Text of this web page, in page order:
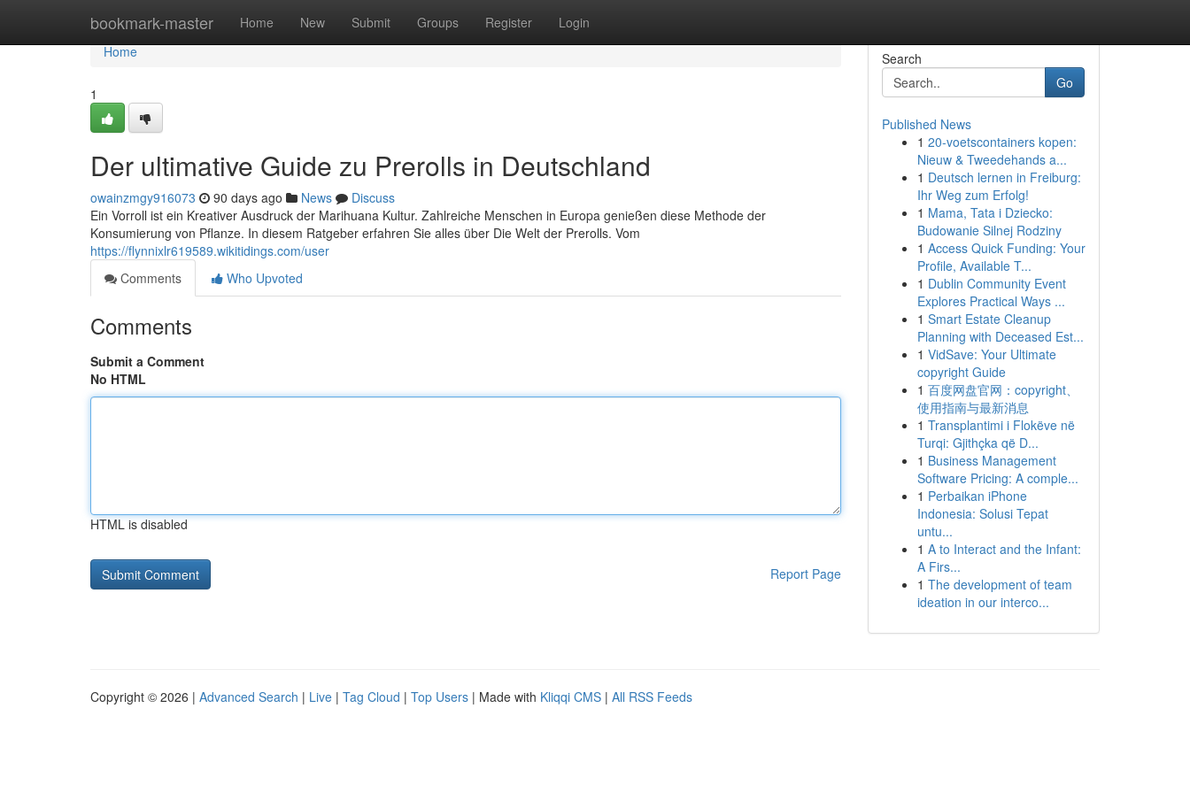
bookmark-master Home New Submit Groups Register Login
Home
Home
1
Der ultimative Guide zu Prerolls in Deutschland
owainzmgy916073 90 days ago News
Discuss
Ein Vorroll ist ein Kreativer Ausdruck der Marihuana Kultur. Zahlreiche Menschen in Europa genießen diese Methode der
Konsumierung von Pflanze. In diesem Ratgeber erfahren Sie alles über Die Welt der Prerolls. Vom
https://flynnixlr619589.wikitidings.com/user
Comments
Who Upvoted
Comments
Submit a Comment
No HTML
HTML is disabled
Report Page
Search
Go
Published News
1 20-voetscontainers kopen:
Nieuw & Tweedehands a...
1 Deutsch lernen in Freiburg:
Ihr Weg zum Erfolg!
1 Mama, Tata i Dziecko:
Budowanie Silnej Rodziny
1 Access Quick Funding: Your
Profile, Available T...
1 Dublin Community Event
Explores Practical Ways ...
1 Smart Estate Cleanup
Planning with Deceased Est...
1 VidSave: Your Ultimate
copyright Guide
1 百度网盘官网：copyright、
使用指南与最新消息
1 Transplantimi i Flokëve në
Turqi: Gjithçka që D...
1 Business Management
Software Pricing: A comple...
1 Perbaikan iPhone
Indonesia: Solusi Tepat
untu...
1 A to Interact and the Infant:
A Firs...
1 The development of team
ideation in our interco...
Copyright © 2026 | Advanced Search | Live | Tag Cloud | Top Users | Made with Kliqqi CMS | All RSS Feeds